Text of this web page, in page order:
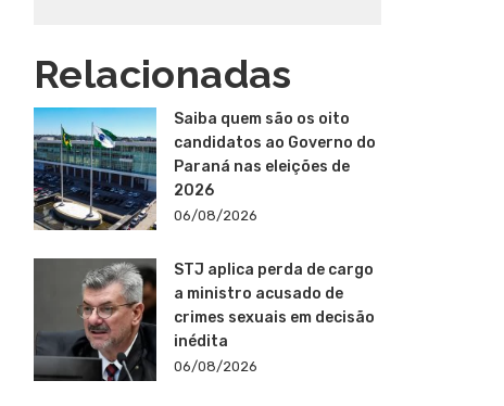
Relacionadas
Saiba quem são os oito
candidatos ao Governo do
Paraná nas eleições de
2026
06/08/2026
STJ aplica perda de cargo
a ministro acusado de
crimes sexuais em decisão
inédita
06/08/2026